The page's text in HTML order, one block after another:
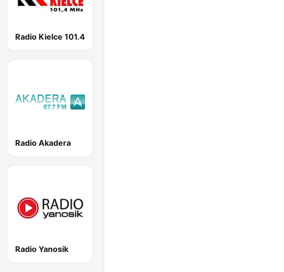
Radio Kielce 101.4
Radio Akadera
Radio Yanosik